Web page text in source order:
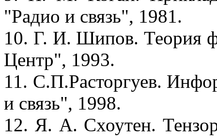
"Радио и связь", 1981.
10. Г. И. Шипов. Теория
Центр", 1993.
11. С.П.Расторгуев.
и связь", 1998.
12. Я. А. Схоутен.